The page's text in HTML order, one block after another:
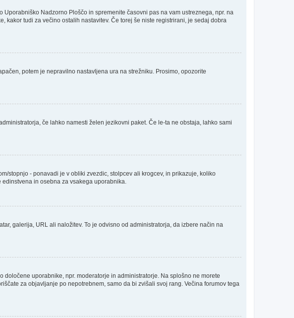
Nadzorno Ploščo in spremenite časovni pas na vam ustreznega, npr. na
kakor tudi za večino ostalih nastavitev. Če torej še niste registrirani, je sedaj dobra
potem je nepravilno nastavljena ura na strežniku. Prosimo, opozorite
če lahko namesti želen jezikovni paket. Če le-ta ne obstaja, lahko sami
stopnjo - ponavadi je v obliki zvezdic, stolpcev ali krogcev, in prikazuje, koliko
in osebna za vsakega uporabnika.
galerija, URL ali naložitev. To je odvisno od administratorja, da izbere način na
uporabnike, npr. moderatorje in administratorje. Na splošno ne morete
za objavljanje po nepotrebnem, samo da bi zvišali svoj rang. Večina forumov tega